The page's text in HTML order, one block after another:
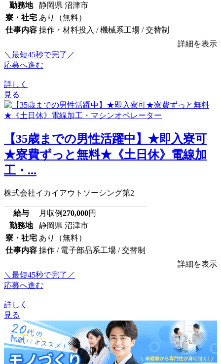
勤務地
静岡県 沼津市
寮・社宅 あり（無料）
仕事内容 操作・材料投入 / 機械系工場 / 交替制
詳細を表示
＼最短45秒で完了／
応募へ進む
詳しく
見る
【35歳までの男性活躍中】★即入寮可
★寮費ずっと無料★《土日休》電線加
工・...
株式会社イカイアウトソーシング第2
給与 月収例270,000円
勤務地
静岡県 沼津市
寮・社宅 あり（無料）
仕事内容 操作 / 電子部品系工場 / 交替制
詳細を表示
＼最短45秒で完了／
応募へ進む
詳しく
見る